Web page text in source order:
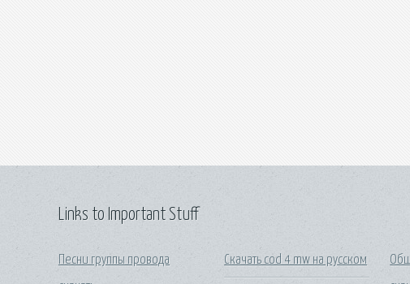
Links to Important Stuff
Песни группы провода
Скачать cod 4 mw на русском